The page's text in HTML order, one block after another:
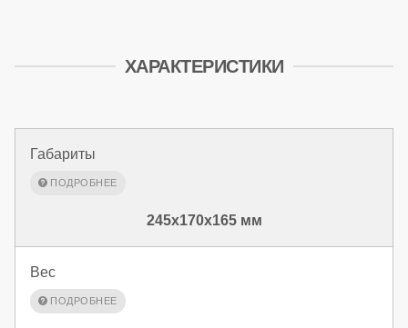
ХАРАКТЕРИСТИКИ
Габариты
245x170x165 мм
Вес